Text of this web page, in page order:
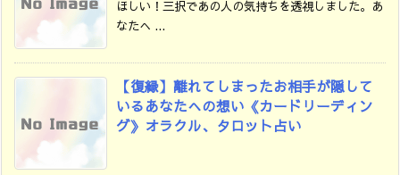
ほしい！三択であの人の気持ちを透視しました。あ
なたへ ...
【復縁】離れてしまったお相手が隠して
いるあなたへの想い《カードリーディン
グ》オラクル、タロット占い